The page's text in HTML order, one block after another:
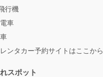
行機
電車
車
レンタカー予約サイトはここから
スポット